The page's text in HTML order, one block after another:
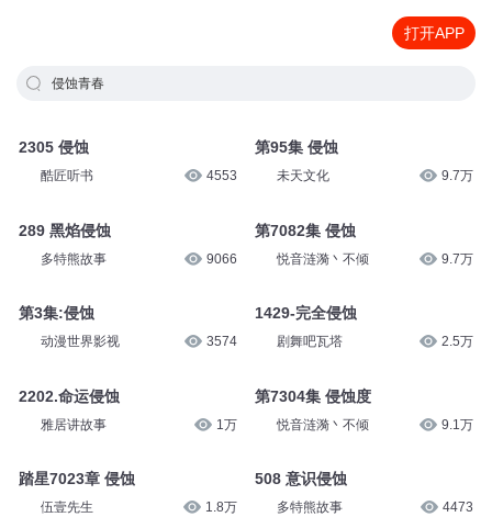
打开APP
侵蚀青春
2305 侵蚀
酷匠听书 4553
289 黑焰侵蚀
多特熊故事 9066
第3集:侵蚀
动漫世界影视 3574
2202.命运侵蚀
雅居讲故事 1万
踏星7023章 侵蚀
伍壹先生 1.8万
第95集 侵蚀
未天文化 9.7万
第7082集 侵蚀
悦音涟漪丶不倾 9.7万
1429-完全侵蚀
剧舞吧瓦塔 2.5万
第7304集 侵蚀度
悦音涟漪丶不倾 9.1万
508 意识侵蚀
多特熊故事 4473